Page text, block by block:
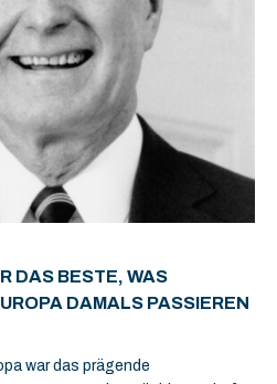
DAS BESTE, WAS
DAMALS PASSIEREN
war das prägende